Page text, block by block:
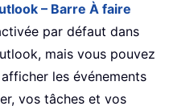
– Barre À faire
par défaut dans
mais vous pouvez
les événements
vos tâches et vos